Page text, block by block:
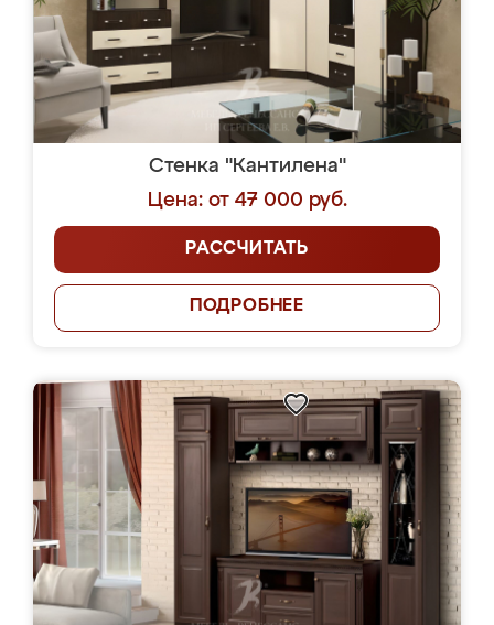
Стенка "Кантилена"
Цена: от 47 000 руб.
РАССЧИТАТЬ
ПОДРОБНЕЕ